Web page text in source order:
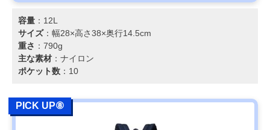
容量 ：12L
サイズ：幅28×高さ38×奥行14.5cm
重さ ：790g
主な素材 ：ナイロン
ポケット数 ：10
PICK UP⑧